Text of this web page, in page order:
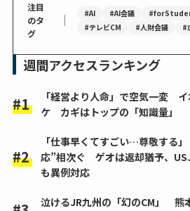
注目
のタ
グ
｜ #AI #AI会議
#テレビCM
#人財会議 #
週間アクセスランキング
「経営より人命」で空気一変
ケ カギはトップの「知識量」
「仕事早くてすごい…尊敬する
応”相次ぐ ゲオは返却猶予、
も異例対応
泣けるJR九州の「幻のCM」 熊